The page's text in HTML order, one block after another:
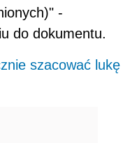
-
do dokumentu.
szacować lukę